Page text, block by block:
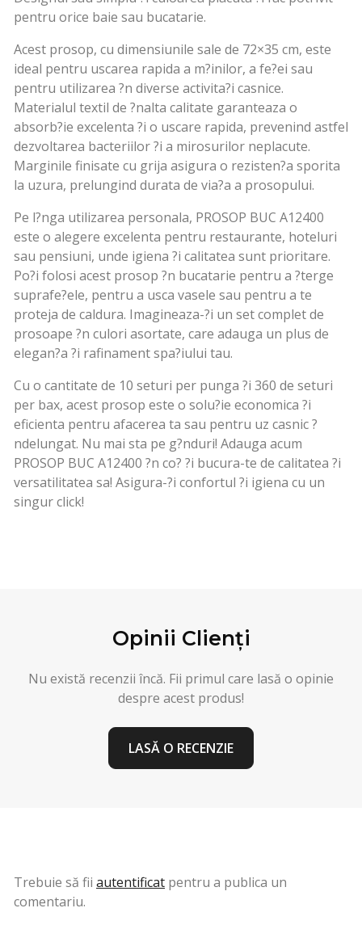
pentru orice baie sau bucatarie.
Acest prosop, cu dimensiunile sale de 72×35 cm, este
ideal pentru uscarea rapida a m?inilor, a fe?ei sau
pentru utilizarea ?n diverse activita?i casnice.
Materialul textil de ?nalta calitate garanteaza o
absorb?ie excelenta ?i o uscare rapida, prevenind astfel
dezvoltarea bacteriilor ?i a mirosurilor neplacute.
Marginile finisate cu grija asigura o rezisten?a sporita
la uzura, prelungind durata de via?a a prosopului.
Pe l?nga utilizarea personala, PROSOP BUC A12400
este o alegere excelenta pentru restaurante, hoteluri
sau pensiuni, unde igiena ?i calitatea sunt prioritare.
Po?i folosi acest prosop ?n bucatarie pentru a ?terge
suprafe?ele, pentru a usca vasele sau pentru a te
proteja de caldura. Imagineaza-?i un set complet de
prosoape ?n culori asortate, care adauga un plus de
elegan?a ?i rafinament spa?iului tau.
Cu o cantitate de 10 seturi per punga ?i 360 de seturi
per bax, acest prosop este o solu?ie economica ?i
eficienta pentru afacerea ta sau pentru uz casnic ?
ndelungat. Nu mai sta pe g?nduri! Adauga acum
PROSOP BUC A12400 ?n co? ?i bucura-te de calitatea ?i
versatilitatea sa! Asigura-?i confortul ?i igiena cu un
singur click!
Opinii Clienți
Nu există recenzii încă. Fii primul care lasă o opinie
despre acest produs!
LASĂ O RECENZIE
Trebuie să fii autentificat pentru a publica un
comentariu.